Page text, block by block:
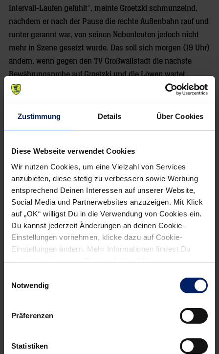
Zustimmung Details Über Cookies
Diese Webseite verwendet Cookies
Wir nutzen Cookies, um eine Vielzahl von Services
anzubieten, diese stetig zu verbessern sowie Werbung
entsprechend Deinen Interessen auf unserer Website,
Social Media und Partnerwebsites anzuzeigen. Mit Klick
auf „OK“ willigst Du in die Verwendung von Cookies ein.
Du kannst jederzeit Änderungen an deinen Cookie-
Einstellungen vornehmen, klicke dazu auf Cookie-
Einstellungen ändern. Mehr Informationen findest Du
außerdem in unsererDatenschutzerklärung.
Notwendig
Präferenzen
Statistiken
Intervall-Läufen gefühlt“, meinte Groetzki schmunzelnd,
nachdem er nach der Pause die rechte Außenbahn rauf und
runter gerannt war, von seinen Nebenleuten jedoch nicht
mehr in Szene gesetzt wurde. Das soll sich morgen (19 Uhr)
ändern, wenn gegen den TV Großwallstadt die nächste
Bewährungsprobe auf Groetzki und die Löwen wartet.
Von Christof Bindschädel
05.11.2010
NEWSLETTER
informiert werden willst, kannst du den Rhein-Neckar Löwen